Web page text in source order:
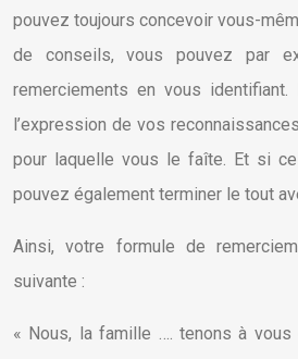
pouvez toujours concevoir vous-
de conseils, vous pouvez par
remerciements en vous
l’expression de vos
pour laquelle vous le faîte. Et si
pouvez également terminer le tout
Ainsi, votre formule de
suivante :
« Nous, la famille …. tenons à